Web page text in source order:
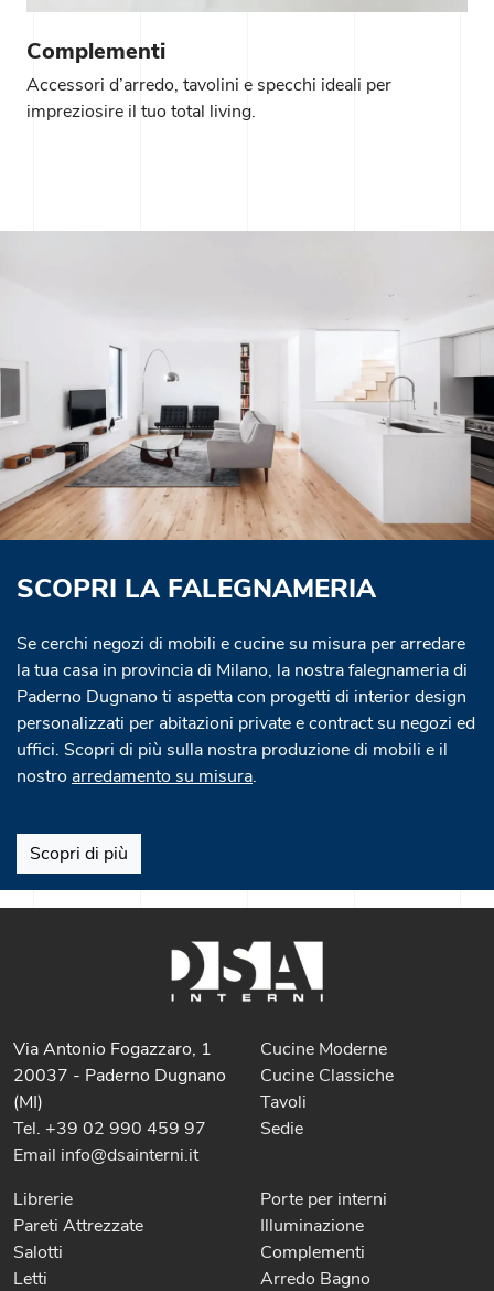
Complementi
Accessori d’arredo, tavolini e specchi ideali per
impreziosire il tuo total living.
SCOPRI LA FALEGNAMERIA
Se cerchi negozi di mobili e cucine su misura per arredare
la tua casa in provincia di Milano, la nostra falegnameria di
Paderno Dugnano ti aspetta con progetti di interior design
personalizzati per abitazioni private e contract su negozi ed
uffici. Scopri di più sulla nostra produzione di mobili e il
nostro arredamento su misura.
Scopri di più
Via Antonio Fogazzaro, 1
20037 - Paderno Dugnano
(MI)
Tel. +39 02 990 459 97
Email info@dsainterni.it
Cucine Moderne
Cucine Classiche
Tavoli
Sedie
Librerie
Pareti Attrezzate
Salotti
Letti
Porte per interni
Illuminazione
Complementi
Arredo Bagno